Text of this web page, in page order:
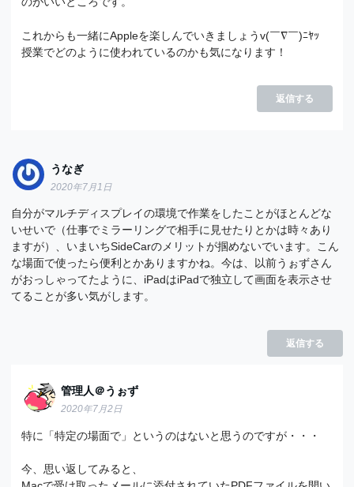
これからも一緒にAppleを楽しんでいきましょうv(￣∇￣)ﾆﾔｯ
授業でどのように使われているのかも気になります！
返信する
うなぎ
2020年7月1日
自分がマルチディスプレイの環境で作業をしたことがほとんどな
いせいで（仕事でミラーリングで相手に見せたりとかは時々あり
ますが）、いまいちSideCarのメリットが掴めないでいます。こん
な場面で使ったら便利とかありますかね。今は、以前うぉずさん
がおっしゃってたように、iPadはiPadで独立して画面を表示させ
てることが多い気がします。
返信する
管理人＠うぉず
2020年7月2日
特に「特定の場面で」というのはないと思うのですが・・・
今、思い返してみると、